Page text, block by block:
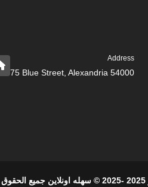
Address
75 Blue Street, Alexandria 54000